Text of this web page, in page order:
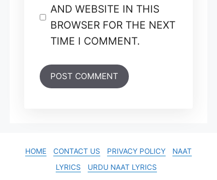
AND WEBSITE IN THIS
BROWSER FOR THE NEXT
TIME I COMMENT.
HOME CONTACT US PRIVACY POLICY
NAAT
LYRICS
URDU NAAT LYRICS